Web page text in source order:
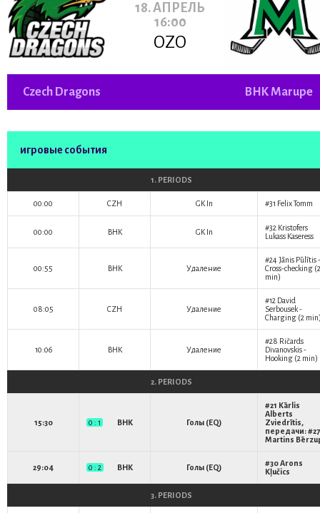
18. АПРЕЛЬ
16:00
OZO
Czech Dragons BHK Marupe
игровые события
1. PERIODS
00:00 CZH GK In #31 Felix Tomm
00:00 BHK GK In #32 Kristofers
Lukass Kaseress
00:55 BHK Удаление
#24 Jānis Pūlītis-
Cross-checking (2
min)
08:05 CZH Удаление
#12 David
Serbousek-
Charging (2
10:06 BHK Удаление
#28 Ričards
Divanovskis-
Hooking (2 min)
2. PERIODS
15:30 0 : 1 BHK Голы (EQ)
#21 Kārlis
Alberts
Zviedrītis,
передачи: #27
Martins
29:04 0 : 2 BHK Голы (EQ) #30Arons
Kļučics
3. PERIODS